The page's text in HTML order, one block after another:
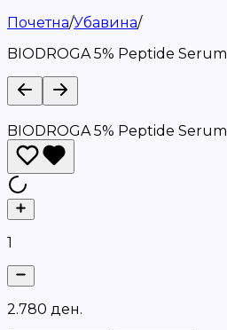
Почетна/Убавина/
BIODROGA 5% Peptide Serum
BIODROGA 5% Peptide Serum
1
2.780 ден.